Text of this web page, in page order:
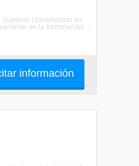
Universitario en
en la formulaci&o ...
información